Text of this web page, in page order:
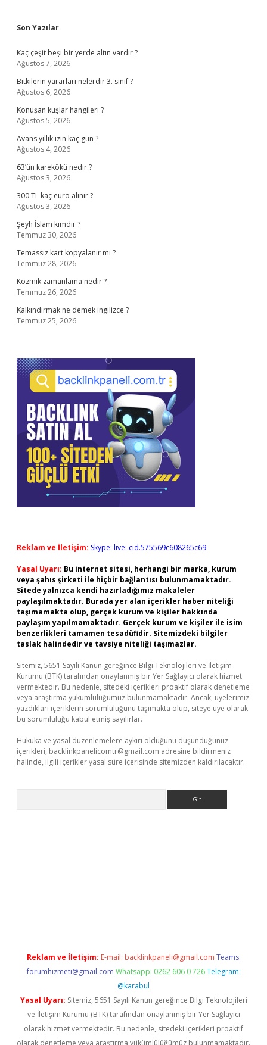
Sidebar
Son Yazılar
Kaç çeşit beşi bir yerde altın vardır ?
Ağustos 7, 2026
Bitkilerin yararları nelerdir 3. sınıf ?
Ağustos 6, 2026
Konuşan kuşlar hangileri ?
Ağustos 5, 2026
Avans yıllık izin kaç gün ?
Ağustos 4, 2026
63’ün karekökü nedir ?
Ağustos 3, 2026
300 TL kaç euro alınır ?
Ağustos 3, 2026
Şeyh İslam kimdir ?
Temmuz 30, 2026
Temassız kart kopyalanır mı ?
Temmuz 28, 2026
Kozmik zamanlama nedir ?
Temmuz 26, 2026
Kalkındırmak ne demek ingilizce ?
Temmuz 25, 2026
Reklam ve İletişim: Skype: live:.cid.575569c608265c69
Yasal Uyarı: Bu internet sitesi, herhangi bir marka, kurum
veya şahıs şirketi ile hiçbir bağlantısı bulunmamaktadır.
Sitede yalnızca kendi hazırladığımız makaleler
paylaşılmaktadır. Burada yer alan içerikler haber niteliği
taşımamakta olup, gerçek kurum ve kişiler hakkında
paylaşım yapılmamaktadır. Gerçek kurum ve kişiler ile isim
benzerlikleri tamamen tesadüfidir. Sitemizdeki bilgiler
taslak halindedir ve tavsiye niteliği taşımazlar.
Sitemiz, 5651 Sayılı Kanun gereğince Bilgi Teknolojileri ve İletişim
Kurumu (BTK) tarafından onaylanmış bir Yer Sağlayıcı olarak hizmet
vermektedir. Bu nedenle, sitedeki içerikleri proaktif olarak denetleme
veya araştırma yükümlülüğümüz bulunmamaktadır. Ancak, üyelerimiz
yazdıkları içeriklerin sorumluluğunu taşımakta olup, siteye üye olarak
bu sorumluluğu kabul etmiş sayılırlar.
Hukuka ve yasal düzenlemelere aykırı olduğunu düşündüğünüz
içerikleri, backlinkpanelicomtr@gmail.com adresine bildirmeniz
halinde, ilgili içerikler yasal süre içerisinde sitemizden kaldırılacaktır.
Reklam ve İletişim: E-mail: backlinkpaneli@gmail.com Teams:
forumhizmeti@gmail.com Whatsapp: 0262 606 0 726 Telegram:
@karabul
Yasal Uyarı: Sitemiz, 5651 Sayılı Kanun gereğince Bilgi Teknolojileri
ve İletişim Kurumu (BTK) tarafından onaylanmış bir Yer Sağlayıcı
olarak hizmet vermektedir. Bu nedenle, sitedeki içerikleri proaktif
olarak denetleme veya araştırma yükümlülüğümüz bulunmamaktadır.